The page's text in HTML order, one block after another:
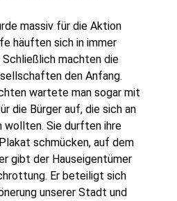
massiv für die Aktion
häuften sich in immer
machten die
den Anfang.
wartete man sogar mit
die Bürger auf, die sich an
wollten. Sie durften ihre
schmücken, auf dem
gibt der Hauseigentümer
Er beteiligt sich
unserer Stadt und